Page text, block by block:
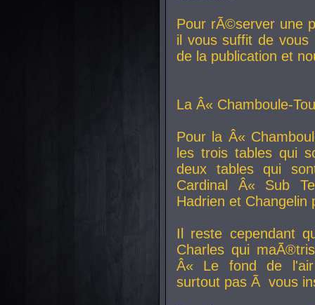
Pour rÃ©server une
il vous suffit de vous
de la publication et
La Â« Chamboule-
Pour la Â«
les trois tables qui
deux tables qui
Cardinal
Â« Sub
Hadrien et Changelin
Il reste cependant
Charles qui
Â« Le fond de
surtout pas Ã vous